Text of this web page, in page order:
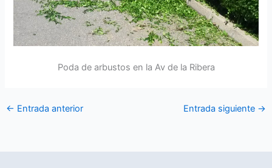
Poda de arbustos en la Av de la Ribera
← Entrada anterior Entrada siguiente →